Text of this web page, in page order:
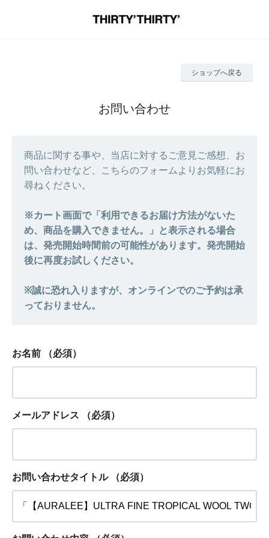
ショップへ戻る
お問い合わせ
商品に関する事や、当店に対するご意見ご感想、お
問い合わせなど、こちらのフォームよりお気軽にお
尋ねください。
お名前 （必須）
メールアドレス （必須）
お問い合わせタイトル （必須）